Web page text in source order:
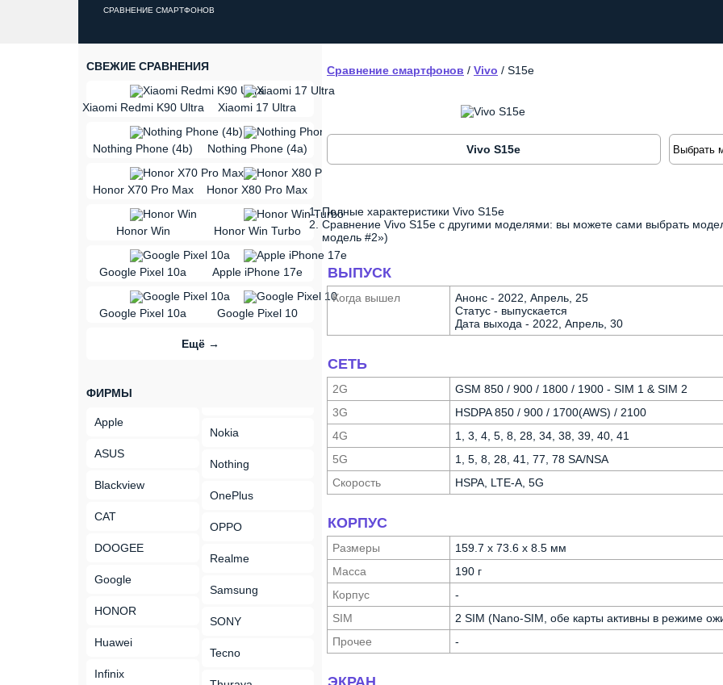
СРАВНЕНИЕ СМАРТФОНОВ
СВЕЖИЕ СРАВНЕНИЯ
Xiaomi Redmi K90 Ultra
vs
Xiaomi 17 Ultra
Nothing Phone (4b)
vs
Nothing Phone (4a)
Honor X70 Pro Max
vs
Honor X80 Pro Max
Honor Win
vs
Honor Win Turbo
Google Pixel 10a
vs
Apple iPhone 17e
Google Pixel 10a
vs
Google Pixel 10
Ещё →
ФИРМЫ
Apple
ASUS
Blackview
CAT
DOOGEE
Google
HONOR
Huawei
Infinix
Nokia
Nothing
OnePlus
OPPO
Realme
Samsung
SONY
Tecno
Сравнение смартфонов / Vivo / S15e
Vivo S15e
Полные характеристики Vivo S15e
Сравнение Vivo S15e с другими моделями: вы можете сами выбрать
модель #2»)
ВЫПУСК
Когда вышел
Анонс - 2022, Апрель, 25
Статус - выпускается
Дата выхода - 2022, Апрель, 30
СЕТЬ
2G
GSM 850 / 900 / 1800 / 1900 - SIM 1 & SIM 2
3G
HSDPA 850 / 900 / 1700(AWS) / 2100
4G
1, 3, 4, 5, 8, 28, 34, 38, 39, 40, 41
5G
1, 5, 8, 28, 41, 77, 78 SA/NSA
Скорость
HSPA, LTE-A, 5G
КОРПУС
Размеры
159.7 x 73.6 x 8.5 мм
Масса
190 г
Корпус
-
SIM
2 SIM (Nano-SIM, обе карты активны в режиме
Прочее
-
ЭКРАН